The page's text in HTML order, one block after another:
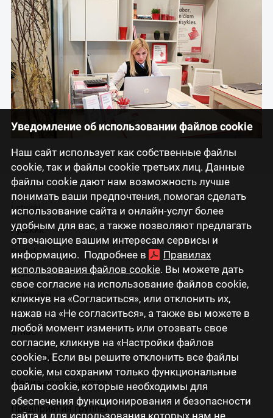
Уведомление об использовании файлов cookie
Наш сайт использует как собственные файлы
cookie, так и файлы cookie третьих лиц. Данные
файлы cookie дают нам возможность лучше
понимать ваши предпочтения, помогая сделать
использование сайта и онлайн-услуг более
удобным для вас, а также позволяют предлагать
отвечающие вашим интересам сервисы и
информацию. Подробнее в
Правилах
использования файлов cookie. Вы можете дать
свое согласие на использование файлов cookie,
кликнув на «Согласиться», или отклонить их,
нажав на «Не согласиться», а также вы можете в
любой момент изменить или отозвать свое
согласие, кликнув на «Настройки файлов
cookie». Если вы решите отклонить все файлы
cookie, мы сохраним только функциональные
файлы cookie, которые необходимы для
обеспечения функционирования и безопасности
сайта и для использования которых нам не
Latviski
Русский
English
Eesti
Lietuviškai
О нас
Инвесторам
Медиа-пространство
Предприятия группы